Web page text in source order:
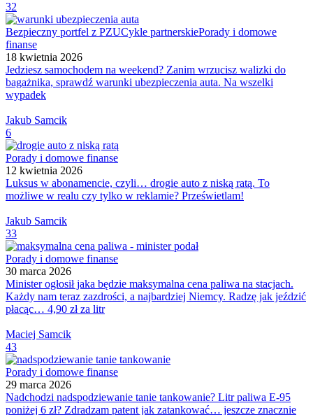
32
Bezpieczny portfel z PZUCykle partnerskiePorady i domowe
finanse
18 kwietnia 2026
Jedziesz samochodem na weekend? Zanim wrzucisz walizki do
bagażnika, sprawdź warunki ubezpieczenia auta. Na wszelki
wypadek
Jakub Samcik
6
Porady i domowe finanse
12 kwietnia 2026
Luksus w abonamencie, czyli… drogie auto z niską ratą. To
możliwe w realu czy tylko w reklamie? Prześwietlam!
Jakub Samcik
33
Porady i domowe finanse
30 marca 2026
Minister ogłosił jaka będzie maksymalna cena paliwa na stacjach.
Każdy nam teraz zazdrości, a najbardziej Niemcy. Radzę jak jeździć
płacąc… 4,90 zł za litr
Maciej Samcik
43
Porady i domowe finanse
29 marca 2026
Nadchodzi nadspodziewanie tanie tankowanie? Litr paliwa E-95
poniżej 6 zł? Zdradzam patent jak zatankować… jeszcze znacznie